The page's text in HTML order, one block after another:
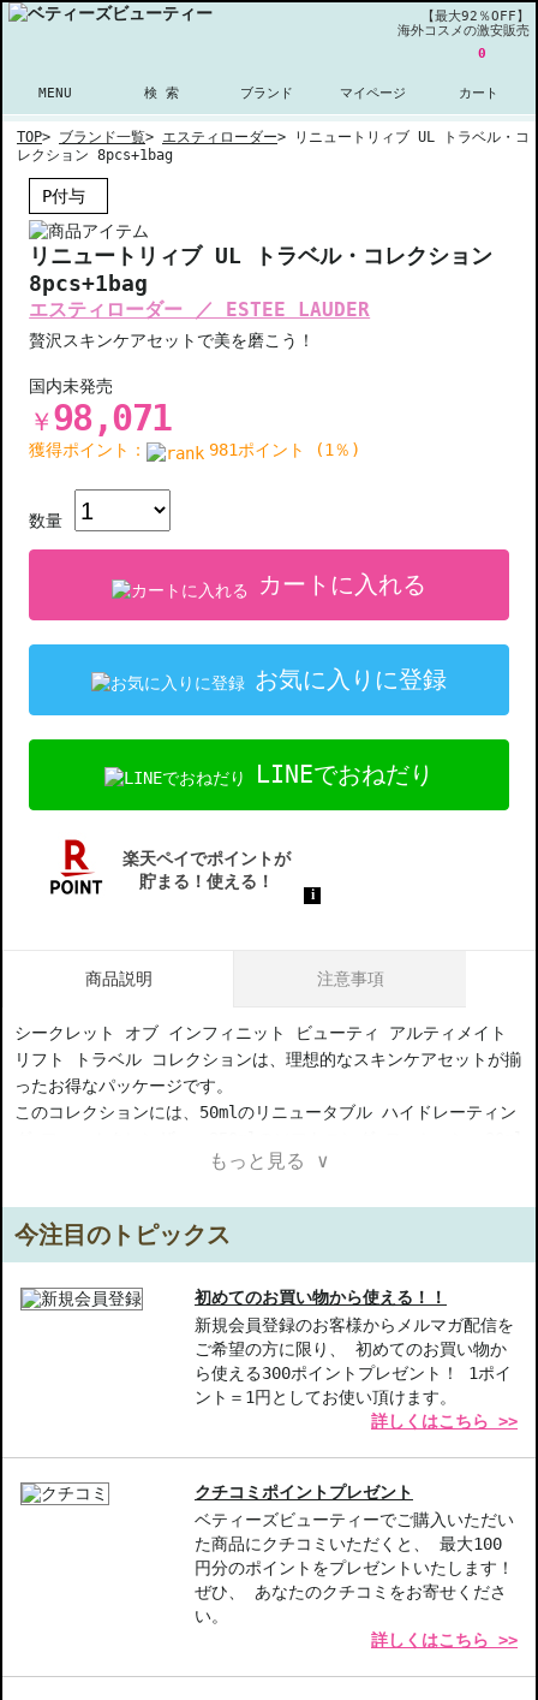
【最大92％OFF】
海外コスメの激安販売
MENU 検 索 ブランド マイページ
0
カート
TOP> ブランド一覧> エスティローダー>
リニュートリィブ UL トラベル・コ
レクション 8pcs+1bag
P付与
リニュートリィブ UL トラベル・コレクション
8pcs+1bag
エスティローダー ／ ESTEE LAUDER
贅沢スキンケアセットで美を磨こう！
国内未発売
￥ 98,071
獲得ポイント： 981ポイント (1％)
数量
カートに入れる
お気に入りに登録
LINEでおねだり
商品説明 注意事項
シークレット オブ インフィニット ビューティ アルティメイト
リフト トラベル コレクションは、理想的なスキンケアセットが揃
ったお得なパッケージです。
このコレクションには、50mlのリニュータブル ハイドレーティン
のリニューアル ユーサー、美容アイクリーム15mlが含まれていま
さらに、あなたの肌をしっかりサポートするための極上アイテムと
して、50mlのリニュータブル アルティメット リフト リジェネレ
15mlのトリートメント ローションや7mlのアイクリーム、クリー
ムもセットになっていますので、様々なシーンでご利用いただけま
旅行用としても、自分へのご褒美や大切な方へのギフトとしても、
最適なサイズ感が魅力です。あなたの美しさを引き出す、特別なコ
【ご注意ください】
◇こちらの商品は代引きでの発送ができかねます。代引きでご注文
いただいた場合は、コンビニ後払いに変更をさせて頂きます。コン
ビニ後払いには、決済代行会社による審査がございます。予めご了
◇こちらの商品は、ヤマト運輸、佐川急便もしくは日本郵便で発送
をさせて頂きます。配送便のご指定はできません。
もっと見る ∨
今注目のトピックス
初めてのお買い物から使える！！
新規会員登録のお客様からメルマガ配信を
ご希望の方に限り、 初めてのお買い物か
ら使える300ポイントプレゼント！ 1ポイ
ント＝1円としてお使い頂けます。
詳しくはこちら >>
クチコミポイントプレゼント
ベティーズビューティーでご購入いただい
た商品にクチコミいただくと、 最大100
円分のポイントをプレゼントいたします！
ぜひ、 あなたのクチコミをお寄せくださ
い。
詳しくはこちら >>